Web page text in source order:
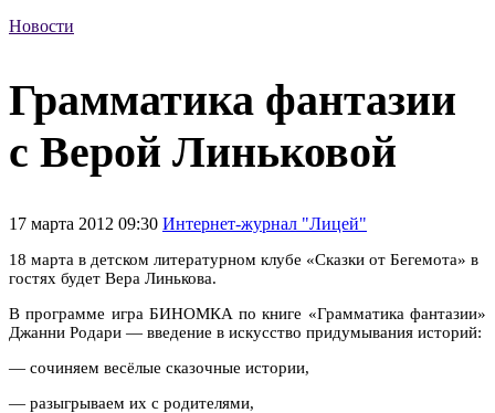
Новости
Грамматика фантазии
с Верой Линьковой
17 марта 2012 09:30 Интернет-журнал "Лицей"
18 марта в детском литературном клубе «Сказки от Бегемота» в
гостях будет Вера Линькова.
В программе игра БИНОМКА по книге «Грамматика фантазии»
Джанни Родари — введение в искусство придумывания историй:
— сочиняем весёлые сказочные истории,
— разыгрываем их с родителями,